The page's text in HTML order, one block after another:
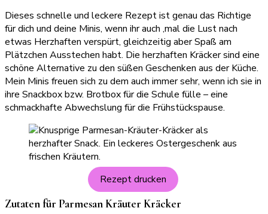
Dieses schnelle und leckere Rezept ist genau das Richtige
für dich und deine Minis, wenn ihr auch ‚mal die Lust nach
etwas Herzhaften verspürt, gleichzeitig aber Spaß am
Plätzchen Ausstechen habt. Die herzhaften Kräcker sind eine
schöne Alternative zu den süßen Geschenken aus der Küche.
Mein Minis freuen sich zu dem auch immer sehr, wenn ich sie in
ihre Snackbox bzw. Brotbox für die Schule fülle – eine
schmackhafte Abwechslung für die Frühstückspause.
Rezept drucken
Zutaten für Parmesan Kräuter Kräcker